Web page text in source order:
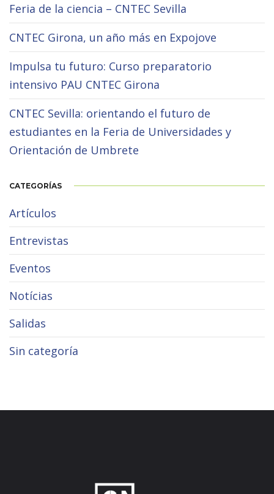
Feria de la ciencia – CNTEC Sevilla
CNTEC Girona, un año más en Expojove
Impulsa tu futuro: Curso preparatorio
intensivo PAU CNTEC Girona
CNTEC Sevilla: orientando el futuro de
estudiantes en la Feria de Universidades y
Orientación de Umbrete
CATEGORÍAS
Artículos
Entrevistas
Eventos
Notícias
Salidas
Sin categoría